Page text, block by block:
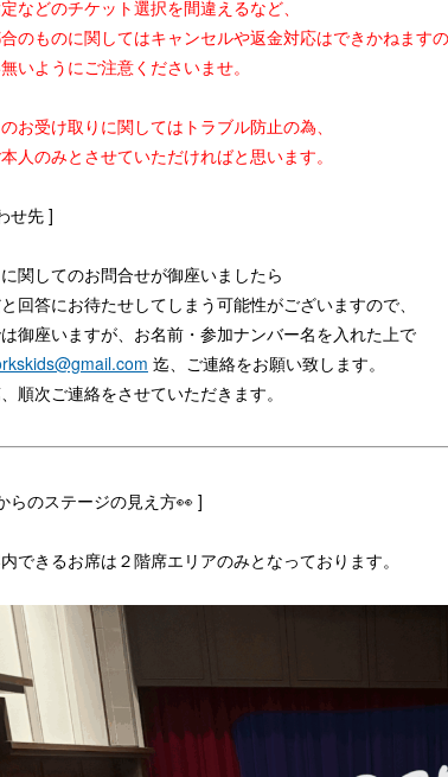
などのチケット選択を間違えるなど、
のものに関してはキャンセルや返金対応はできかねます
いようにご注意くださいませ。
お受け取りに関してはトラブル防止の為、
人のみとさせていただければと思います。
せ先 ]
関してのお問合せが御座いましたら
回答にお待たせしてしまう可能性がございますので、
御座いますが、お名前・参加ナンバー名を入れた上で
迄、ご連絡をお願い致します。
順次ご連絡をさせていただきます。
らのステージの見え方👀 ]
できるお席は２階席エリアのみとなっております。